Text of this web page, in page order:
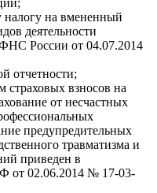
налогу на вмененный
деятельности
России от 04.07.2014
отчетности;
страховых взносов на
от несчастных
предупредительных
травматизма и
приведен в
от 02.06.2014 № 17-03-